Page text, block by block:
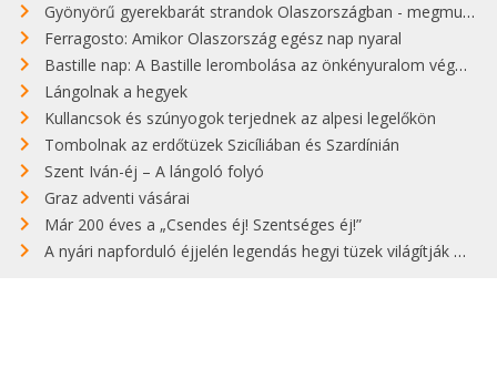
Gyönyörű gyerekbarát strandok Olaszországban - megmutatjuk a 15 legjobbat
Ferragosto: Amikor Olaszország egész nap nyaral
Bastille nap: A Bastille lerombolása az önkényuralom végét jelentette
Lángolnak a hegyek
Kullancsok és szúnyogok terjednek az alpesi legelőkön
Tombolnak az erdőtüzek Szicíliában és Szardínián
Szent Iván-éj – A lángoló folyó
Graz adventi vásárai
Már 200 éves a „Csendes éj! Szentséges éj!”
A nyári napforduló éjjelén legendás hegyi tüzek világítják meg Zugspitzét